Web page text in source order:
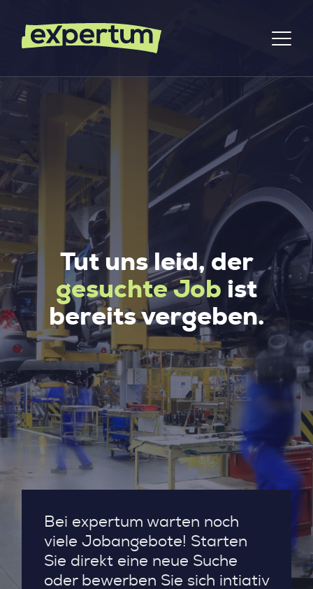
Tut uns leid, der
gesuchte Job ist
bereits vergeben.
Bei expertum warten noch
viele Jobangebote! Starten
Sie direkt eine neue Suche
oder bewerben Sie sich intiativ